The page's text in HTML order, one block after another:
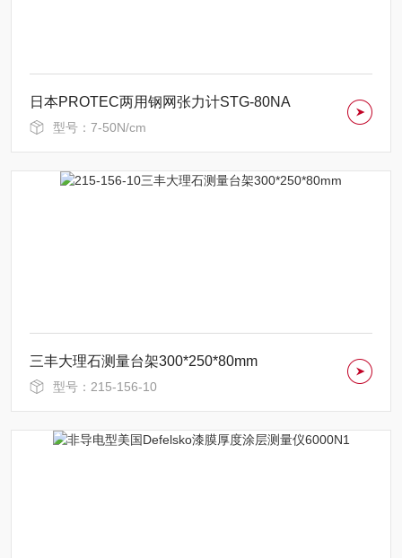
日本PROTEC两用钢网张力计STG-80NA
型号：7-50N/cm
三丰大理石测量台架300*250*80mm
型号：215-156-10